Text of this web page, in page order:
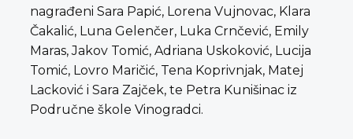
nagrađeni Sara Papić, Lorena Vujnovac, Klara
Čakalić, Luna Gelenčer, Luka Crnčević, Emily
Maras, Jakov Tomić, Adriana Uskoković, Lucija
Tomić, Lovro Maričić, Tena Koprivnjak, Matej
Lacković i Sara Zajček, te Petra Kunišinac iz
Područne škole Vinogradci.